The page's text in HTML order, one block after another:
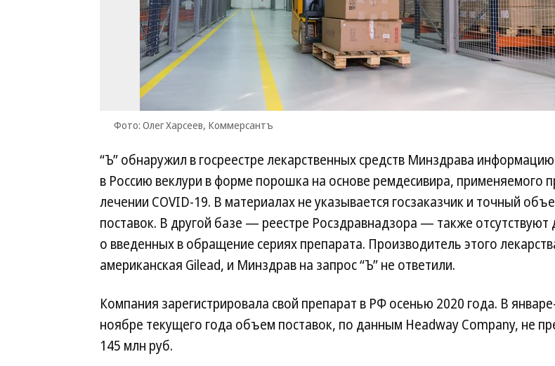
Фото: Олег Харсеев, Коммерсантъ
“Ъ” обнаружил в госреестре лекарственных средств Минздрава
в Россию веклури в форме порошка на основе ремдесивира, применяемого
лечении COVID-19. В материалах не указывается госзаказчик и точный
поставок. В другой базе — реестре Росздравнадзора — также отсутствуют
о введенных в обращение сериях препарата. Производитель этого
американская Gilead, и Минздрав на запрос “Ъ” не ответили.
Компания зарегистрировала свой препарат в РФ осенью 2020 года. В
ноябре текущего года объем поставок, по данным Headway Company, не
145 млн руб.